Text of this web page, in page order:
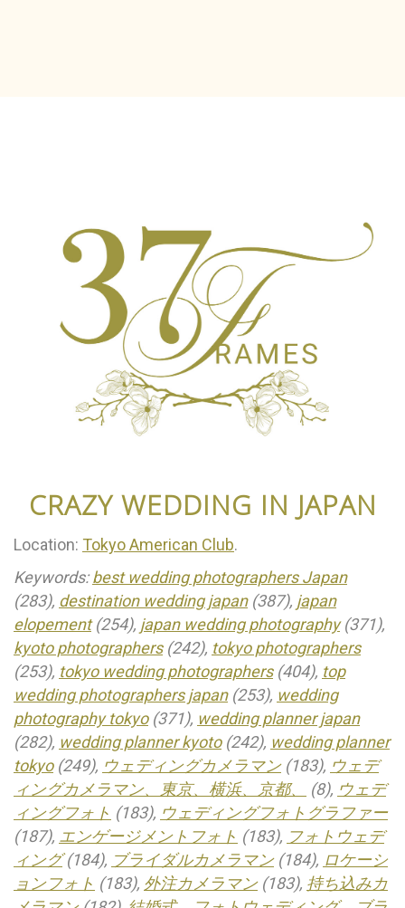
CRAZY WEDDING IN JAPAN
Location: Tokyo American Club.
Keywords:best wedding photographers Japan
(283), destination wedding japan(387), japan
elopement(254), japan wedding photography(371),
kyoto photographers(242), tokyo photographers
(253), tokyo wedding photographers(404), top
wedding photographers japan(253), wedding
photography tokyo(371), wedding planner japan
(282), wedding planner kyoto(242), wedding planner
tokyo(249), ウェディングカメラマン(183), ウェデ
ィングカメラマン、東京、横浜、京都、
(8), ウェデ
ィングフォト (183), ウェディングフォトグラファー
(187), エンゲージメントフォト (183), フォトウェデ
ィング(184), ブライダルカメラマン(184), ロケーシ
ョンフォト (183), 外注カメラマン(183), 持ち込みカ